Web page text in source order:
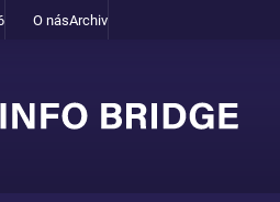
O násArchiv